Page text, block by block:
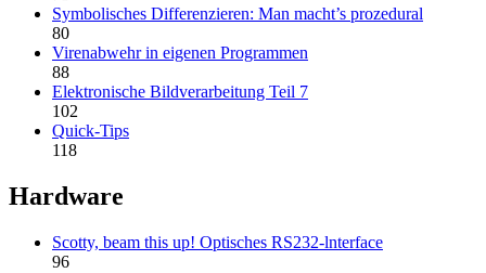
Symbolisches Differenzieren: Man macht’s prozedural
80
Virenabwehr in eigenen Programmen
88
Elektronische Bildverarbeitung Teil 7
102
Quick-Tips
118
Hardware
Scotty, beam this up! Optisches RS232-lnterface
96